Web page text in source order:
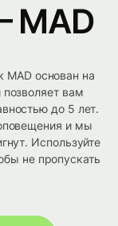
MAD
MAD основан на
вам
до 5 лет.
и мы
Используйте
не пропускать